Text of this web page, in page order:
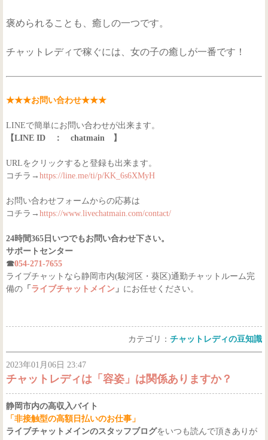
褒められることも、癒しの一つです。
チャットレディで稼ぐには、女の子の癒しが一番です！
★★★お問い合わせ★★★
LINEで簡単にお問い合わせが出来ます。
【LINE ID ： chatmain 】
URLをクリックすると登録も出来ます。
コチラ→ https://line.me/ti/p/KK_6s6XMyH
お問い合わせフォームからの応募は
コチラ→ https://www.livechatmain.com/contact/
24時間365日いつでもお問い合わせ下さい。
サポートセンター
☎054-271-7655
ライブチャットなら静岡市内(駿河区・葵区)通勤チャットルーム完
備の 「 ライブチャットメイン 」 にお任せください。
カテゴリ： チャットレディの豆知識
2023年01月06日 23:47
チャットレディは「容姿」は関係ありますか？
静岡市内の高収入バイト
「非接触型の高額日払いのお仕事」
ライブチャットメインのスタッフブログをいつも読んで頂きありが